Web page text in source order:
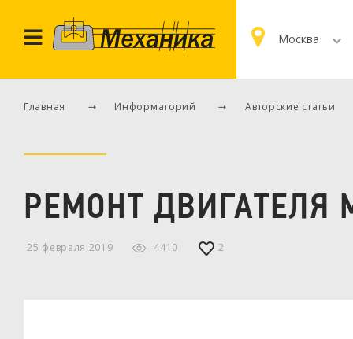
Москва
Главная Информаторий Авторские статьи
РЕМОНТ ДВИГАТЕЛЯ
25 февраля 2019 4410 2